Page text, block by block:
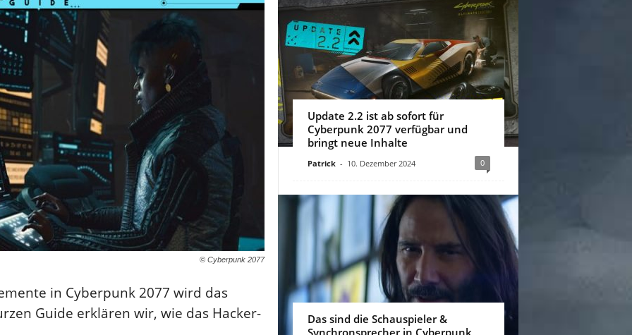
© Cyberpunk 2077
in Cyberpunk 2077 wird das
Guide erklären wir, wie das Hacker-
Update 2.2 ist ab sofort für
Cyberpunk 2077 verfügbar und
bringt neue Inhalte
Patrick - 10. Dezember 2024 0
Das sind die Schauspieler &
Synchronsprecher in Cyberpunk